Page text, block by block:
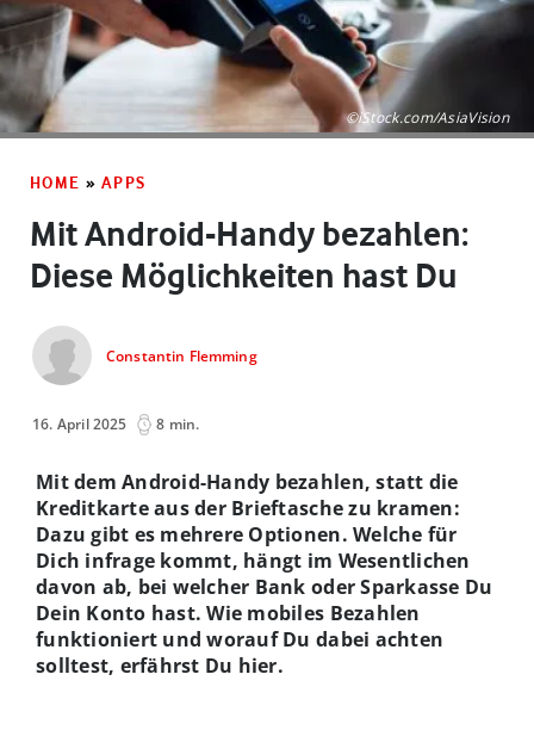
©iStock.com/AsiaVision
HOME » APPS
Mit Android-Handy bezahlen:
Diese Möglichkeiten hast Du
Constantin Flemming
16. April 2025 8 min.
Mit dem Android-Handy bezahlen, statt die
Kreditkarte aus der Brieftasche zu kramen:
Dazu gibt es mehrere Optionen. Welche für
Dich infrage kommt, hängt im Wesentlichen
davon ab, bei welcher Bank oder Sparkasse Du
Dein Konto hast. Wie mobiles Bezahlen
funktioniert und worauf Du dabei achten
solltest, erfährst Du hier.